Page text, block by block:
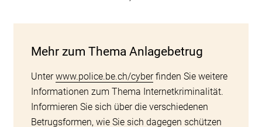
Mehr zum Thema Anlagebetrug
Unterwww.police.be.ch/cyberfinden Sie weitere
Informationen zum Thema Internetkriminalität.
Informieren Sie sich über die verschiedenen
Betrugsformen, wie Sie sich dagegen schützen